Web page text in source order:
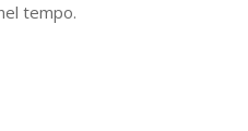
tempo.